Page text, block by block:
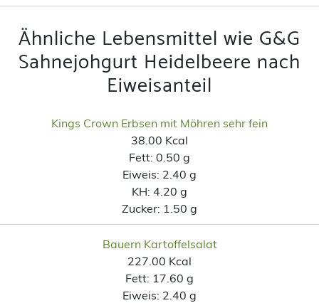
Ähnliche Lebensmittel wie G&G
Sahnejohgurt Heidelbeere nach
Eiweisanteil
Kings Crown Erbsen mit Möhren sehr fein
38.00 Kcal
Fett: 0.50 g
Eiweis: 2.40 g
KH: 4.20 g
Zucker: 1.50 g
Bauern Kartoffelsalat
227.00 Kcal
Fett: 17.60 g
Eiweis: 2.40 g